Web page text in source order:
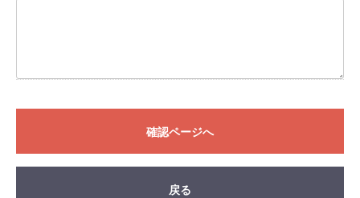
確認ページへ
戻る